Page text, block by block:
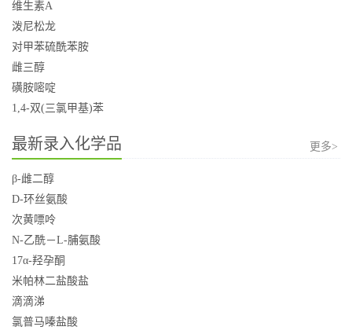
维生素A
泼尼松龙
对甲苯硫酰苯胺
雌三醇
磺胺嘧啶
1,4-双(三氯甲基)苯
最新录入化学品 更多>
β-雌二醇
D-环丝氨酸
次黄嘌呤
N-乙酰－L-脯氨酸
17α-羟孕酮
米帕林二盐酸盐
滴滴涕
氯普马嗪盐酸